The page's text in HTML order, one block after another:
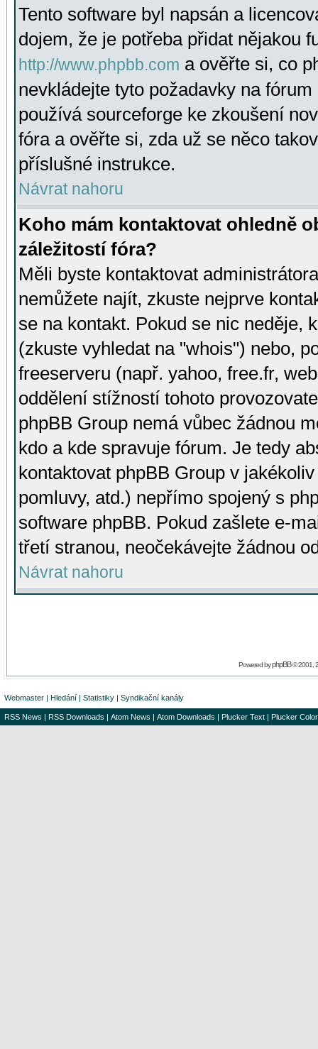
Tento software byl napsán a
dojem, že je potřeba přidat nějakou
http://www.phpbb.com a ověřte si, co
nevkládejte tyto požadavky na
používá sourceforge ke zkoušení
fóra a ověřte si, zda už se něco
příslušné instrukce.
Návrat nahoru
Koho mám kontaktovat ohledně
záležitostí fóra?
Měli byste kontaktovat
nemůžete najít, zkuste nejprve
se na kontakt. Pokud se nic neděje,
(zkuste vyhledat na "whois") nebo,
freeserveru (např. yahoo, free.fr,
oddělení stížností tohoto
phpBB Group nemá vůbec žádnou
kdo a kde spravuje fórum. Je tedy
kontaktovat phpBB Group v
pomluvy, atd.) nepřímo spojený s
software phpBB. Pokud zašlete e-
třetí stranou, neočekávejte žádnou
Návrat nahoru
Powered byphpBB© 2001,
Webmaster | Hledání | Statistiky | Syndikační kanály
RSS News | RSS Downloads | Atom News | Atom Downloads | Plucker Text | Plucker Color